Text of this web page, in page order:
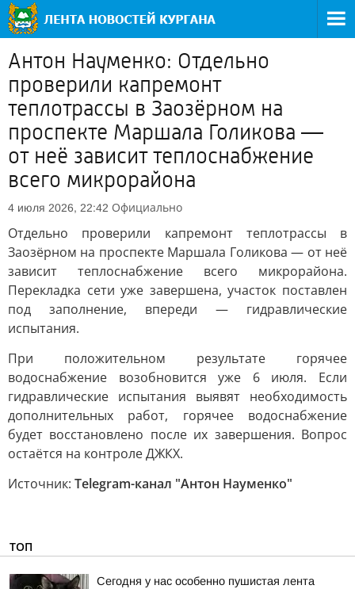
Антон Науменко: Отдельно
проверили капремонт
теплотрассы в Заозёрном на
проспекте Маршала Голикова —
от неё зависит теплоснабжение
всего микрорайона
4 июля 2026, 22:42 Официально
Отдельно проверили капремонт теплотрассы в
Заозёрном на проспекте Маршала Голикова — от неё
зависит теплоснабжение всего микрорайона.
Перекладка сети уже завершена, участок поставлен
под заполнение, впереди — гидравлические
испытания.
При положительном результате горячее
водоснабжение возобновится уже 6 июля. Если
гидравлические испытания выявят необходимость
дополнительных работ, горячее водоснабжение
будет восстановлено после их завершения. Вопрос
остаётся на контроле ДЖКХ.
Источник: Telegram-канал "Антон Науменко"
ТОП
Сегодня у нас особенно пушистая лента